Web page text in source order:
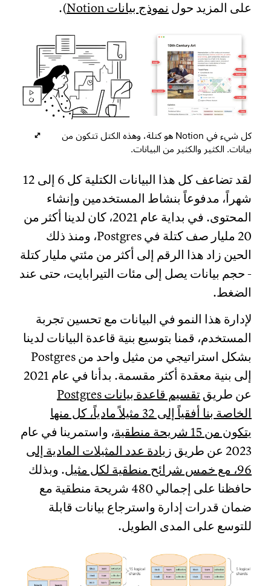
على المزيد حولنموذج بيانات Notion ).
كل شيء في Notion هو كتلة، وهذه الكتل تتكون من
بيانات. الكثير والكثير من البيانات.
لقد تضاعف كل هذا البيانات الكتلية كل 6 إلى 12
شهراً، مدفوعاً بنشاط المستخدمين وإنشاء
المحتوى. في بداية عام 2021، كان لدينا أكثر من
20 مليار صف كتلة في Postgres، ومنذ ذلك
الحين زاد هذا الرقم إلى أكثر من مئتي مليار كتلة
- حجم بيانات يصل إلى مئات التيرابايت، حتى عند
الضغط.
لإدارة هذا النمو في البيانات مع تحسين تجربة
المستخدم، قمنا بتوسيع بنية قاعدة البيانات لدينا
بشكل استراتيجي من مثيل واحد من Postgres
إلى بنية معقدة أكثر مقسمة. بدأنا في عام 2021
عن طريق
تقسيم قاعدة بيانات Postgres
الخاصة بنا أفقياً إلى 32 مثيلاً مادياً، كل منها
يتكون من 15 شريحة منطقية
، واستمرينا في عام
2023 عن طريق
زيادة عدد المثيلات المادية إلى
. وبذلك
حافظنا على إجمالي 480 شريحة منطقية مع
ضمان قدرات إدارة واسترجاع بيانات قابلة
للتوسع على المدى الطويل.